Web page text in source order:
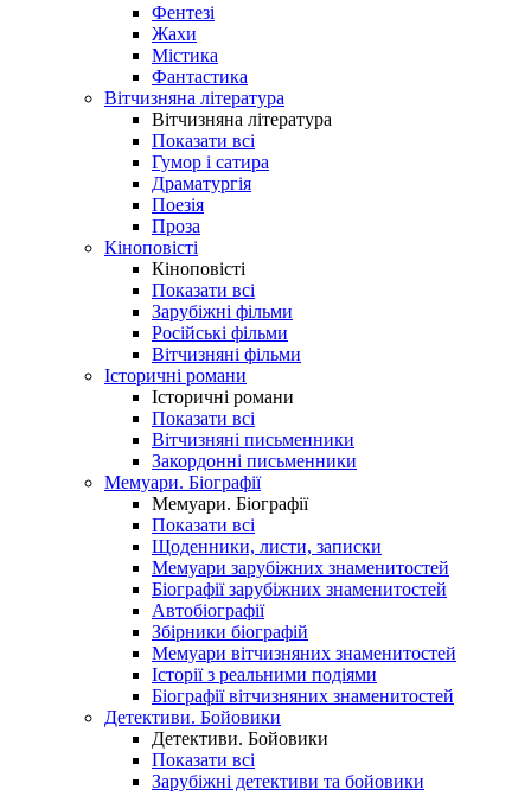
Фентезі
Жахи
Містика
Фантастика
Вітчизняна література
Вітчизняна література
Показати всі
Гумор і сатира
Драматургія
Поезія
Проза
Кіноповісті
Кіноповісті
Показати всі
Зарубіжні фільми
Російські фільми
Вітчизняні фільми
Історичні романи
Історичні романи
Показати всі
Вітчизняні письменники
Закордонні письменники
Мемуари. Біографії
Мемуари. Біографії
Показати всі
Щоденники, листи, записки
Мемуари зарубіжних знаменитостей
Біографії зарубіжних знаменитостей
Автобіографії
Збірники біографій
Мемуари вітчизняних знаменитостей
Історії з реальними подіями
Біографії вітчизняних знаменитостей
Детективи. Бойовики
Детективи. Бойовики
Показати всі
Зарубіжні детективи та бойовики